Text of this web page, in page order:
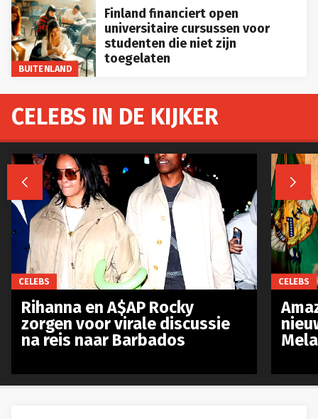
BUITENLAND
Finland financiert open
universitaire cursussen voor
studenten die niet zijn
toegelaten
CELEBS IN DE KIJKER
 
CELEBS
Rihanna en A$AP Rocky
zorgen voor virale discussie
na reis naar Barbados
CELEBS